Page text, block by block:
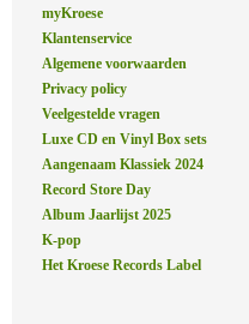
myKroese
Klantenservice
Algemene voorwaarden
Privacy policy
Veelgestelde vragen
Luxe CD en Vinyl Box sets
Aangenaam Klassiek 2024
Record Store Day
Album Jaarlijst 2025
K-pop
Het Kroese Records Label